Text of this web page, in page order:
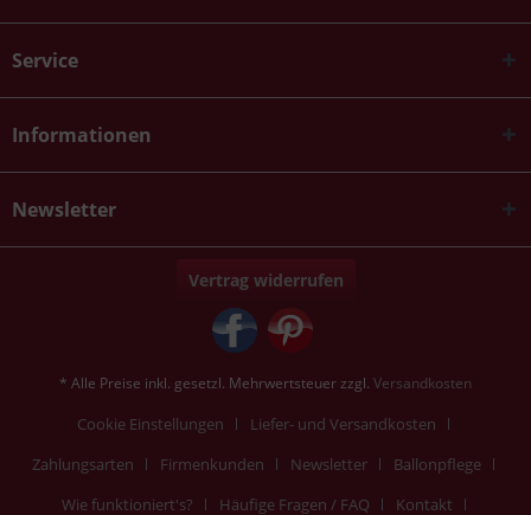
Service
Informationen
Newsletter
Vertrag widerrufen
* Alle Preise inkl. gesetzl. Mehrwertsteuer zzgl. Versandkosten
Cookie Einstellungen
Liefer- und Versandkosten
Zahlungsarten
Firmenkunden Newsletter
Ballonpflege
Wie funktioniert's?
Häufige Fragen / FAQ Kontakt